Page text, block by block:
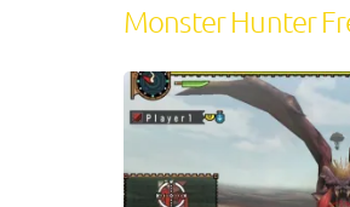
Monster Hunter